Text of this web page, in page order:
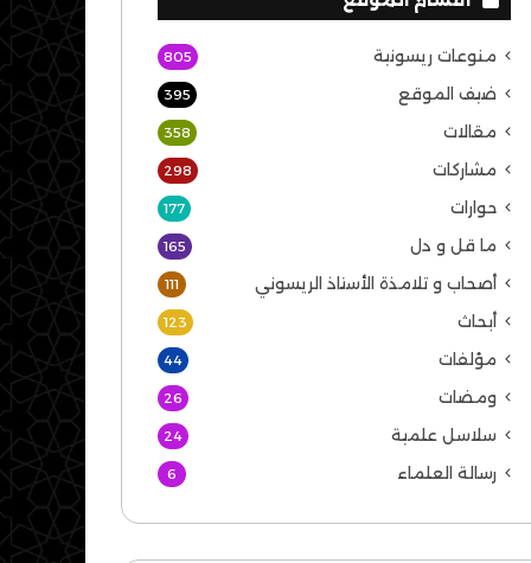
منوعات ريسونية 805
ضيف الموقع 395
مقالات 358
مشاركات 298
حوارات 177
ما قل و دل 165
أصحاب و تلامذة الأستاذ الريسوني 111
أبحاث 123
مؤلفات 44
ومضات 26
سلاسل علمية 24
رسالة العلماء 6